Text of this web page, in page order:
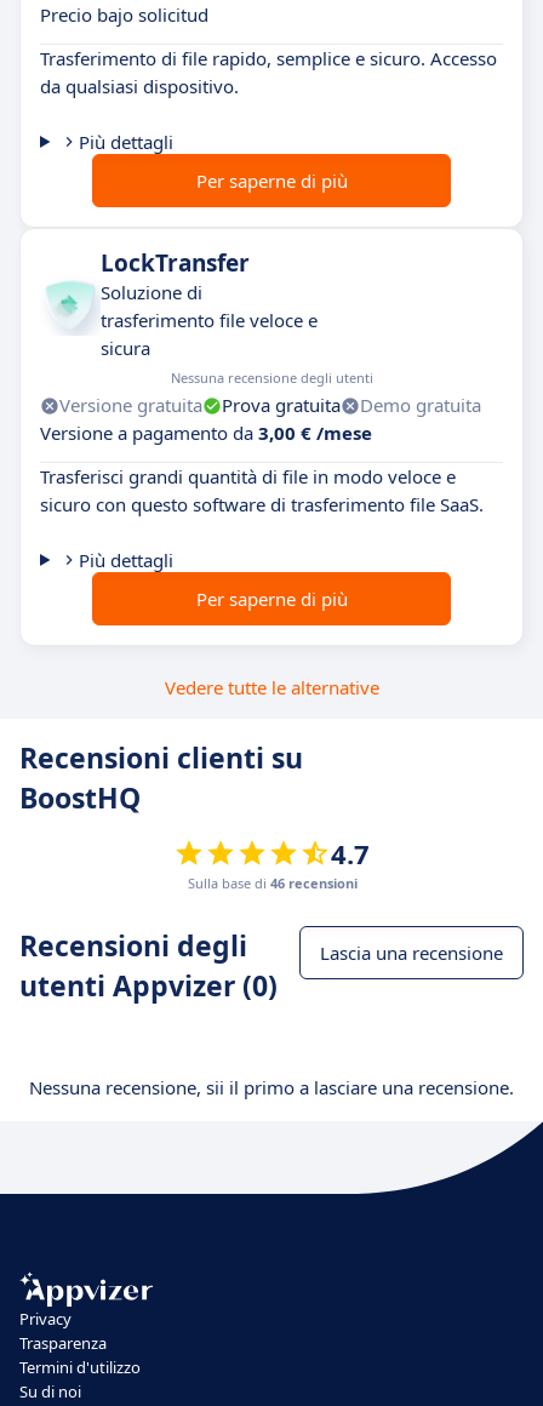
Precio bajo solicitud
Trasferimento di file rapido, semplice e sicuro. Accesso
da qualsiasi dispositivo.
Più dettagli
Per saperne di più
LockTransfer
Soluzione di
trasferimento file veloce e
sicura
Nessuna recensione degli utenti
Versione gratuita Prova gratuita
Demo gratuita
Versione a pagamento da 3,00 € /mese
Trasferisci grandi quantità di file in modo veloce e
sicuro con questo software di trasferimento file SaaS.
Più dettagli
Per saperne di più
Vedere tutte le alternative
Recensioni clienti su
BoostHQ
4.7
Sulla base di 46 recensioni
Recensioni degli
utenti Appvizer (0)
Lascia una recensione
Nessuna recensione, sii il primo a lasciare una recensione.
Privacy
Trasparenza
Termini d'utilizzo
Su di noi